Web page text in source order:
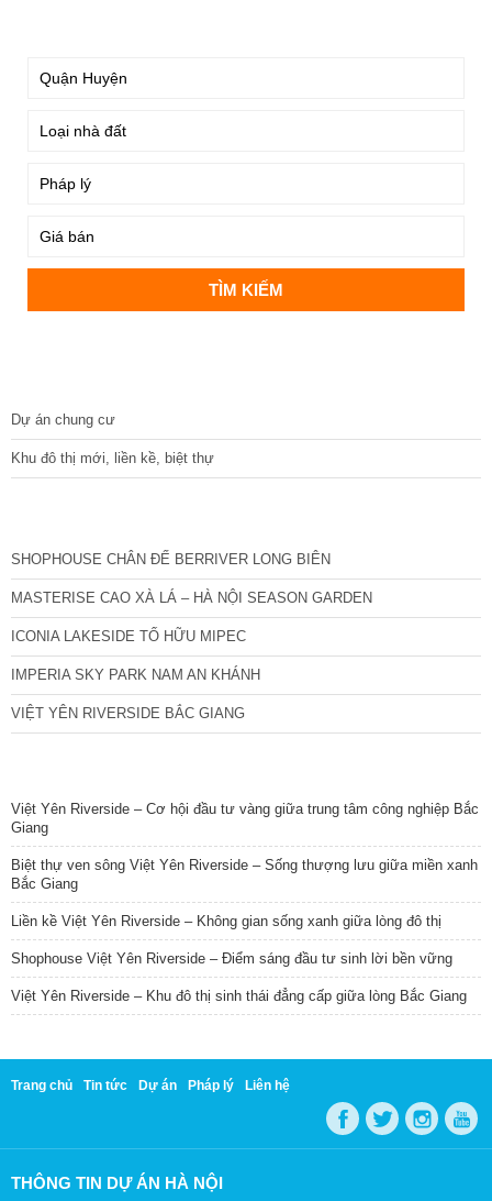
Dự án chung cư
Khu đô thị mới, liền kề, biệt thự
SHOPHOUSE CHÂN ĐẾ BERRIVER LONG BIÊN
MASTERISE CAO XÀ LÁ – HÀ NỘI SEASON GARDEN
ICONIA LAKESIDE TỐ HỮU MIPEC
IMPERIA SKY PARK NAM AN KHÁNH
VIỆT YÊN RIVERSIDE BẮC GIANG
Việt Yên Riverside – Cơ hội đầu tư vàng giữa trung tâm công nghiệp Bắc
Giang
Biệt thự ven sông Việt Yên Riverside – Sống thượng lưu giữa miền xanh
Bắc Giang
Liền kề Việt Yên Riverside – Không gian sống xanh giữa lòng đô thị
Shophouse Việt Yên Riverside – Điểm sáng đầu tư sinh lời bền vững
Việt Yên Riverside – Khu đô thị sinh thái đẳng cấp giữa lòng Bắc Giang
Trang chủ Tin tức Dự án Pháp lý Liên hệ
THÔNG TIN DỰ ÁN HÀ NỘI